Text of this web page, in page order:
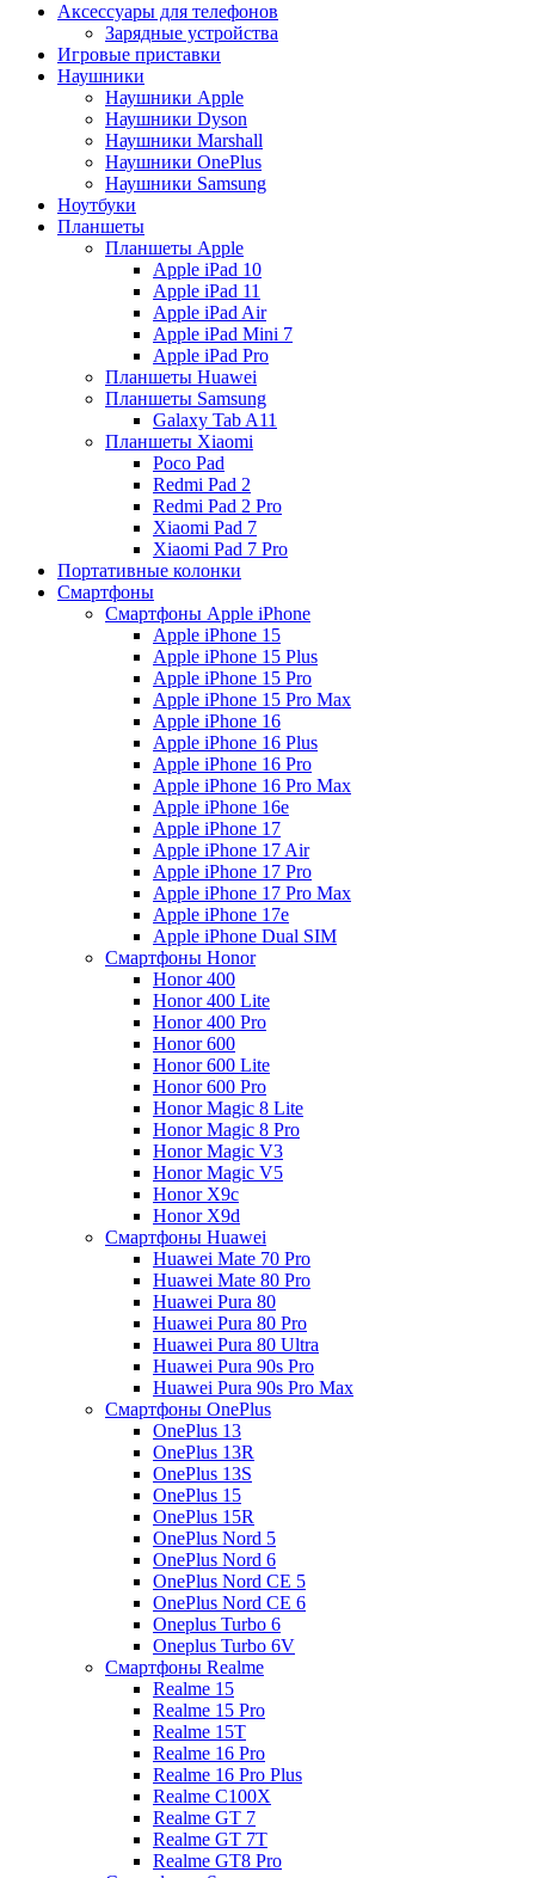
Аксессуары для телефонов
Зарядные устройства
Игровые приставки
Наушники
Наушники Apple
Наушники Dyson
Наушники Marshall
Наушники OnePlus
Наушники Samsung
Ноутбуки
Планшеты
Планшеты Apple
Apple iPad 10
Apple iPad 11
Apple iPad Air
Apple iPad Mini 7
Apple iPad Pro
Планшеты Huawei
Планшеты Samsung
Galaxy Tab A11
Планшеты Xiaomi
Poco Pad
Redmi Pad 2
Redmi Pad 2 Pro
Xiaomi Pad 7
Xiaomi Pad 7 Pro
Портативные колонки
Смартфоны
Смартфоны Apple iPhone
Apple iPhone 15
Apple iPhone 15 Plus
Apple iPhone 15 Pro
Apple iPhone 15 Pro Max
Apple iPhone 16
Apple iPhone 16 Plus
Apple iPhone 16 Pro
Apple iPhone 16 Pro Max
Apple iPhone 16e
Apple iPhone 17
Apple iPhone 17 Air
Apple iPhone 17 Pro
Apple iPhone 17 Pro Max
Apple iPhone 17e
Apple iPhone Dual SIM
Смартфоны Honor
Honor 400
Honor 400 Lite
Honor 400 Pro
Honor 600
Honor 600 Lite
Honor 600 Pro
Honor Magic 8 Lite
Honor Magic 8 Pro
Honor Magic V3
Honor Magic V5
Honor X9c
Honor X9d
Смартфоны Huawei
Huawei Mate 70 Pro
Huawei Mate 80 Pro
Huawei Pura 80
Huawei Pura 80 Pro
Huawei Pura 80 Ultra
Huawei Pura 90s Pro
Huawei Pura 90s Pro Max
Смартфоны OnePlus
OnePlus 13
OnePlus 13R
OnePlus 13S
OnePlus 15
OnePlus 15R
OnePlus Nord 5
OnePlus Nord 6
OnePlus Nord CE 5
OnePlus Nord CE 6
Oneplus Turbo 6
Oneplus Turbo 6V
Смартфоны Realme
Realme 15
Realme 15 Pro
Realme 15T
Realme 16 Pro
Realme 16 Pro Plus
Realme C100X
Realme GT 7
Realme GT 7T
Realme GT8 Pro